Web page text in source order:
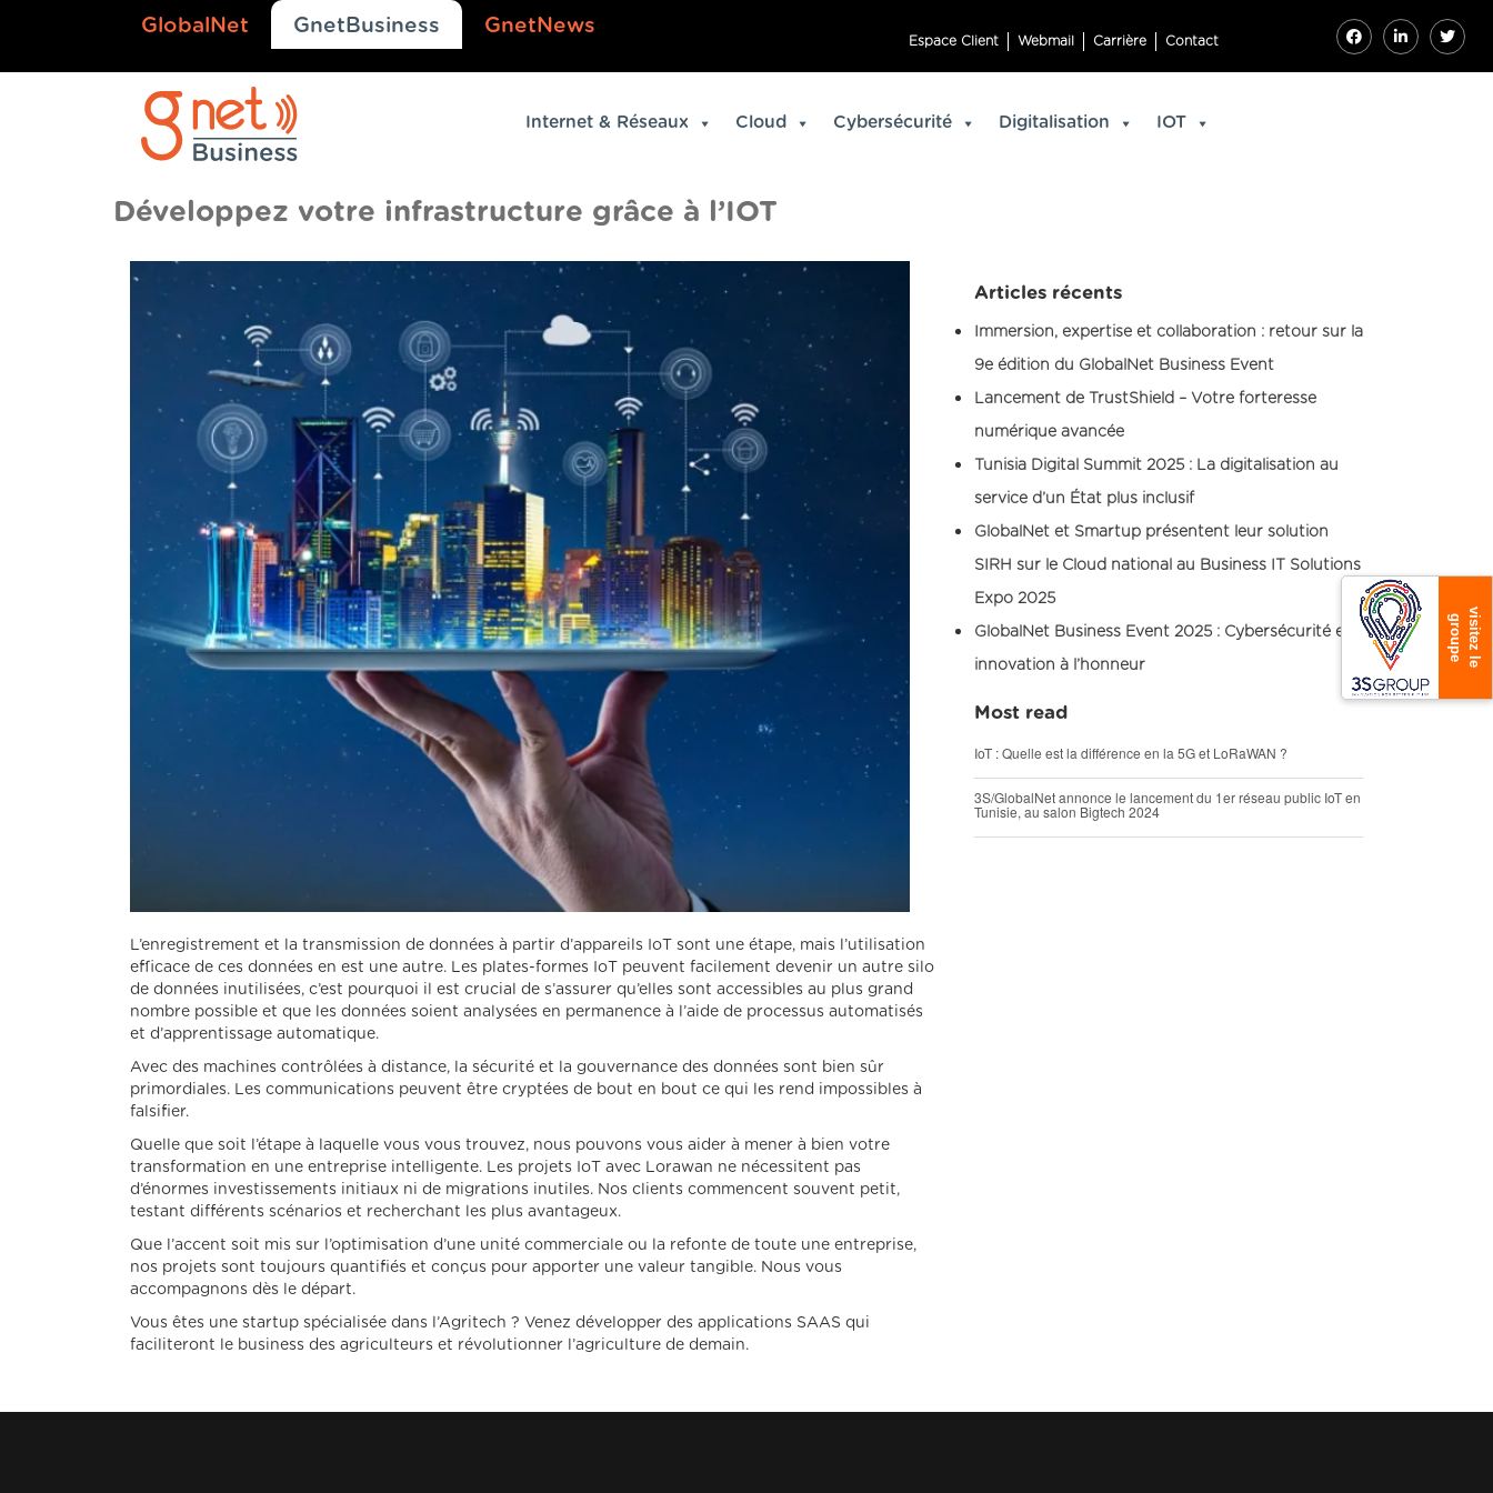
GlobalNet GnetBusiness GnetNews
Espace Client Webmail Carrière Contact
Internet & Réseaux Cloud Cybersécurité Digitalisation IOT
v
i s
i
t
e
z
l
e
g r
o
u
p
e
Développez votre infrastructure grâce à l’IOT
L’enregistrement et la transmission de données à partir d’appareils IoT sont une étape, mais l’utilisation
efficace de ces données en est une autre. Les plates-formes IoT peuvent facilement devenir un autre silo
de données inutilisées, c’est pourquoi il est crucial de s’assurer qu’elles sont accessibles au plus grand
nombre possible et que les données soient analysées en permanence à l’aide de processus automatisés
et d’apprentissage automatique.
Avec des machines contrôlées à distance, la sécurité et la gouvernance des données sont bien sûr
primordiales. Les communications peuvent être cryptées de bout en bout ce qui les rend impossibles à
falsifier.
Quelle que soit l’étape à laquelle vous vous trouvez, nous pouvons vous aider à mener à bien votre
transformation en une entreprise intelligente. Les projets IoT avec Lorawan ne nécessitent pas
d’énormes investissements initiaux ni de migrations inutiles. Nos clients commencent souvent petit,
testant différents scénarios et recherchant les plus avantageux.
Que l’accent soit mis sur l’optimisation d’une unité commerciale ou la refonte de toute une entreprise,
nos projets sont toujours quantifiés et conçus pour apporter une valeur tangible. Nous vous
accompagnons dès le départ.
Vous êtes une startup spécialisée dans l’Agritech ? Venez développer des applications SAAS qui
faciliteront le business des agriculteurs et révolutionner l’agriculture de demain.
Articles récents
Immersion, expertise et collaboration : retour sur la
9e édition du GlobalNet Business Event
Lancement de TrustShield – Votre forteresse
numérique avancée
Tunisia Digital Summit 2025 : La digitalisation au
service d’un État plus inclusif
GlobalNet et Smartup présentent leur solution
SIRH sur le Cloud national au Business IT Solutions
Expo 2025
GlobalNet Business Event 2025 : Cybersécurité et
innovation à l’honneur
Most read
IoT : Quelle est la différence en la 5G et LoRaWAN ?
3S/GlobalNet annonce le lancement du 1er réseau public IoT en
Tunisie, au salon Bigtech 2024